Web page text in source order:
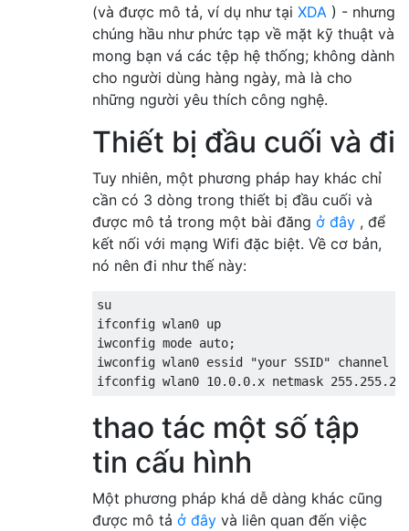
(và được mô tả, ví dụ như tại XDA ) - nhưng
chúng hầu như phức tạp về mặt kỹ thuật và
mong bạn vá các tệp hệ thống; không dành
cho người dùng hàng ngày, mà là cho
những người yêu thích công nghệ.
Thiết bị đầu cuối và đi
Tuy nhiên, một phương pháp hay khác chỉ
cần có 3 dòng trong thiết bị đầu cuối và
được mô tả trong một bài đăng ở đây , để
kết nối với mạng Wifi đặc biệt. Về cơ bản,
nó nên đi như thế này:
su
ifconfig wlan0 up
iwconfig mode auto;
iwconfig wlan0 essid "your SSID" channel
thao tác một số tập
tin cấu hình
Một phương pháp khá dễ dàng khác cũng
được mô tả ở đây và liên quan đến việc